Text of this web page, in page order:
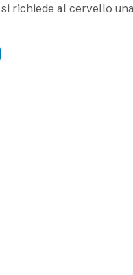
richiede al cervello
e delle loro famiglie. Il
cervello non ha più il